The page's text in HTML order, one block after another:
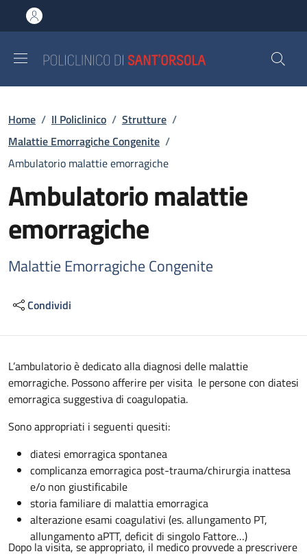
al contenuto principale
to footer content
Briciole di pane
Home / Il Policlinico / Strutture /
Malattie Emorragiche Congenite /
Ambulatorio malattie emorragiche
Ambulatorio malattie
emorragiche
Malattie Emorragiche Congenite
Condividi
Descrizione
L’ambulatorio è dedicato alla diagnosi delle malattie
emorragiche. Possono afferire per visita le persone con diatesi
emorragica suggestiva di coagulopatia.
Sono appropriati i seguenti quesiti:
diatesi emorragica spontanea
complicanza emorragica post-trauma/chirurgia inattesa
e/o non giustificabile
storia familiare di malattia emorragica
alterazione esami coagulativi (es. allungamento PT,
allungamento aPTT, deficit di singolo Fattore…)
Dopo la visita, se appropriato, il medico provvede a prescrivere